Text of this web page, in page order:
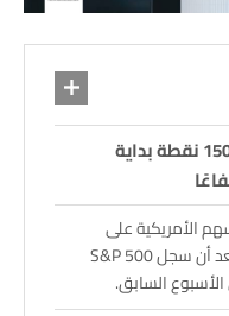
مؤشر الداو جونز يقفز أكثر من 150 نقطة بداية
الأمريكية على
ارتفاع في وقت مبكر من يوم الاثنين بعد أن سجل S&P 500
السابق.